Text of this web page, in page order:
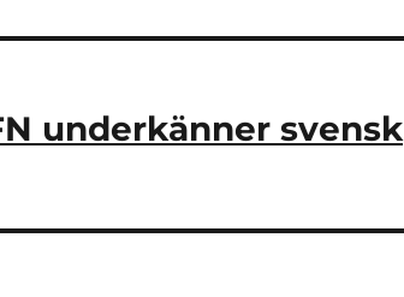
underkänner svensk